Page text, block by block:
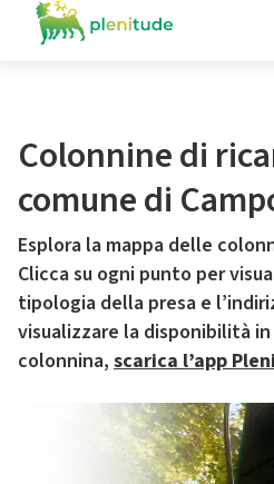
Colonnine di
comune di
Esplora la mappa delle
Clicca su ogni punto per
tipologia della presa e
visualizzare la disponibilità
colonnina, scarica l’app